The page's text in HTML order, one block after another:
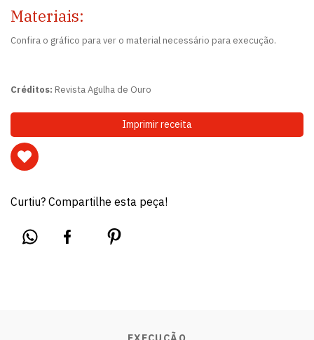
Materiais:
Confira o gráfico para ver o material necessário para execução.
Créditos: Revista Agulha de Ouro
Imprimir receita
Curtiu? Compartilhe esta peça!